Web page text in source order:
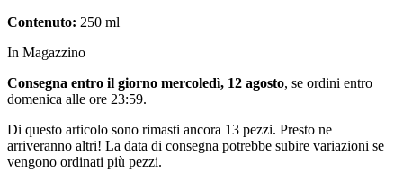
Contenuto: 250 ml
In Magazzino
Consegna entro il giorno mercoledì, 12 agosto, se ordini entro
domenica alle ore 23:59.
Di questo articolo sono rimasti ancora 13 pezzi. Presto ne
arriveranno altri! La data di consegna potrebbe subire variazioni se
vengono ordinati più pezzi.